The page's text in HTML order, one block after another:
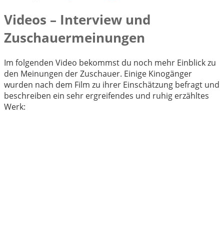
Videos – Interview und
Zuschauermeinungen
Im folgenden Video bekommst du noch mehr Einblick zu
den Meinungen der Zuschauer. Einige Kinogänger
wurden nach dem Film zu ihrer Einschätzung befragt und
beschreiben ein sehr ergreifendes und ruhig erzähltes
Werk: